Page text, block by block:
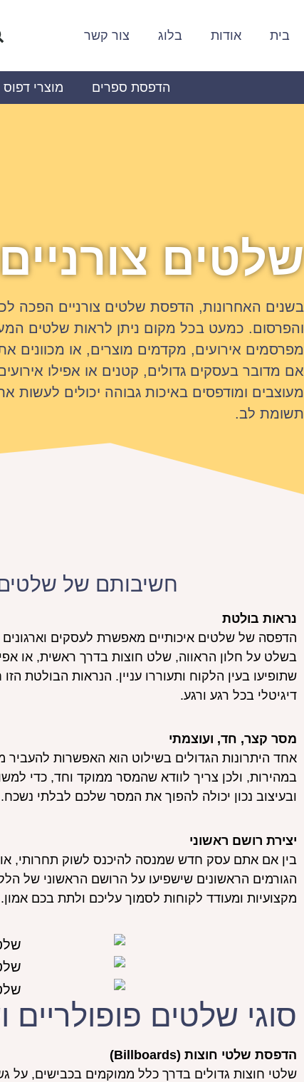
בית אודות בלוג צור קשר
הדפסת ספרים מוצרי דפוס
שלטים צורניים
בשנים האחרונות, הדפסת שלטים צורניים הפכה
והפרסום. כמעט בכל מקום ניתן לראות שלטים
מפרסמים אירועים, מקדמים מוצרים, או מכוונים
אם מדובר בעסקים גדולים, קטנים או אפילו
מעוצבים ומודפסים באיכות גבוהה יכולים לעשות
תשומת לב.
חשיבותם של שלטים
נראות בולטת
הדפסה של שלטים איכותיים מאפשרת לעסקים
בשלט על חלון הראווה, שלט חוצות בדרך ראשית, או
שתופיעו בעין הלקוח ותעוררו עניין. הנראות הבולטת
דיגיטלי בכל רגע ורגע.
מסר קצר, חד, ועוצמתי
אחד היתרונות הגדולים בשילוט הוא האפשרות
במהירות, ולכן צריך לוודא שהמסר ממוקד וחד, כדי
ובעיצוב נכון יכולה להפוך את המסר שלכם לבלתי נשכח.
יצירת רושם ראשוני
בין אם אתם עסק חדש שמנסה להיכנס לשוק תחרותי,
הגורמים הראשונים שישפיעו על הרושם הראשוני של
מקצועיות ומעודד לקוחות לסמוך עליכם ולתת בכם אמון.
סוגי שלטים פופולריים
הדפסת שלטי חוצות (Billboards)
שלטי חוצות גדולים בדרך כלל ממוקמים בכבישים, על